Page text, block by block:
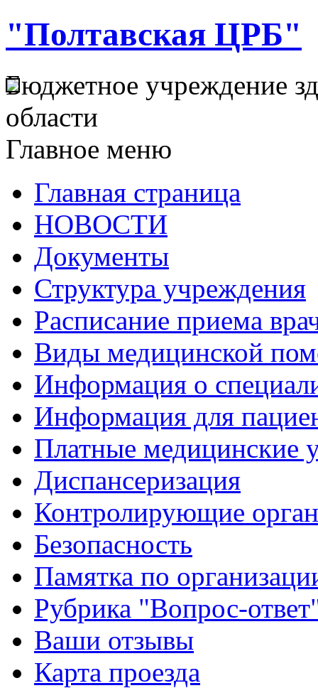
"Полтавская ЦРБ"
Бюджетное учреждение
области
Главное меню
Главная страница
НОВОСТИ
Документы
Структура учреждения
Расписание приема
Виды медицинской
Информация о
Информация для
Платные медицинские
Диспансеризация
Контролирующие
Безопасность
Памятка по
Рубрика "Вопрос-
Ваши отзывы
Карта проезда